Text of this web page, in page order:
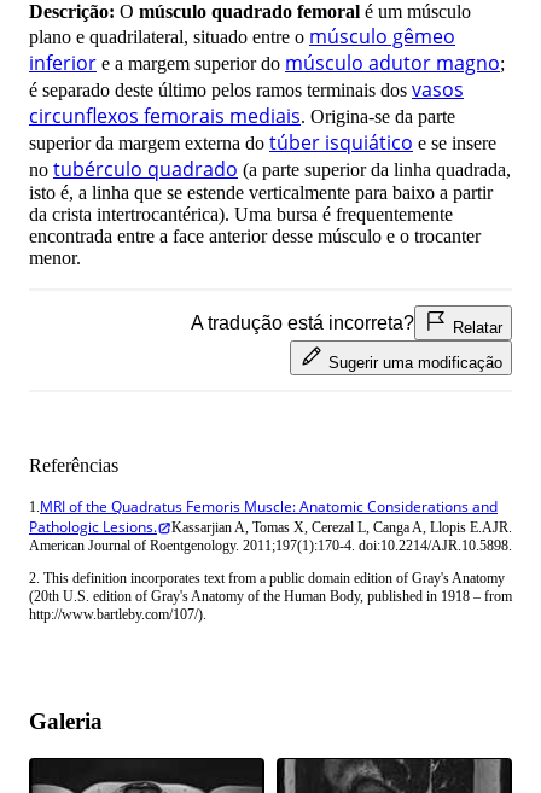
Descrição: O músculo quadrado femoral é um músculo
plano e quadrilateral, situado entre o músculo gêmeo
inferior e a margem superior do músculo adutor magno;
é separado deste último pelos ramos terminais dos vasos
circunflexos femorais mediais. Origina-se da parte
superior da margem externa do túber isquiático e se insere
no tubérculo quadrado (a parte superior da linha quadrada,
isto é, a linha que se estende verticalmente para baixo a partir
da crista intertrocantérica). Uma bursa é frequentemente
encontrada entre a face anterior desse músculo e o trocanter
menor.
A tradução está incorreta?
Relatar
Sugerir uma modificação
Referências
1. MRI of the Quadratus Femoris Muscle: Anatomic Considerations and
Pathologic Lesions.
Kassarjian A, Tomas X, Cerezal L, Canga A, Llopis E.AJR.
American Journal of Roentgenology. 2011;197(1):170-4. doi:10.2214/AJR.10.5898.
2. This definition incorporates text from a public domain edition of Gray's Anatomy
(20th U.S. edition of Gray's Anatomy of the Human Body, published in 1918 – from
http://www.bartleby.com/107/).
Galeria